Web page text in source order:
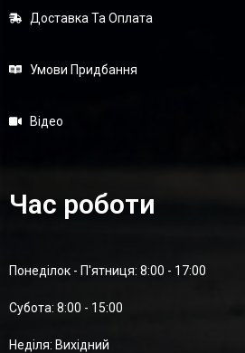
Доставка Та Оплата
Умови Придбання
Відео
Час роботи
Понеділок - П'ятниця: 8:00 - 17:00
Суботa: 8:00 - 15:00
Неділя: Вихідний